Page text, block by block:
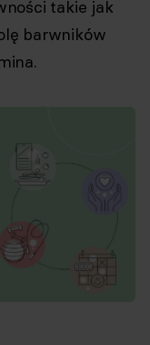
takie jak
barwników